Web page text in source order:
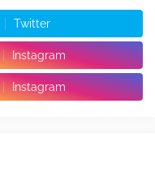
Twitter
Instagram
Instagram